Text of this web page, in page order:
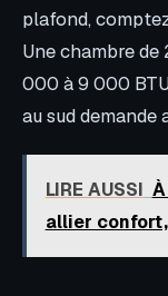
plafond,
Une chambre de
000 à 9 000
au sud demande
LIRE AUSSI
allier